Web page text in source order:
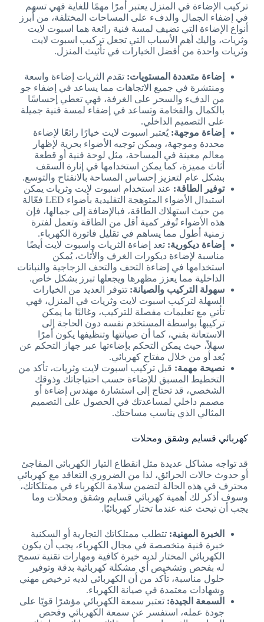
تركيب الإضاءة في المنزل يعتبر أمرًا مهمًا للغاية فهي تسهم
في إضفاء الجمال والدفء على المساحات المختلفة، من أبرز
أنواع الإضاءة التي تضيف لمسة فنية رائعة هما اسبوت لايت
وثريات، وإليك أهم الأسباب التي تجعل تركيب اسبوت لايت
وثريات واحدة من أفضل الخيارات في تأثيث المنزل.
إضاءة متعددة المستويات: تقدم الثريات إضاءة واسعة
ومنتشرة في جميع الاتجاهات مما يساعد في إضفاء جو
من الدفء والسحر على الغرفة، فهي تعطي إحساسًا
بالكمال والفخامة وتساعد في إضفاء لمسة فنية جميلة
على التصميم الداخلي.
إضاءة موجهة:يُعتبر اسبوت لايت خيارًا رائعًا لإضاءة
محددة وموجهة، ويمكن توجيه الأضواء بحرية لإظهار
معالم معينة في المساحة، مثل لوحة فنية أو قطعة
أثاث مميزة، كما يمكن استخدامها في إنارة السقف
بشكل عام لتعزيز إحساس المساحة بالانفتاح والتوسع.
توفير الطاقة: عند استخدام اسبوت لايت وثريات يمكن
استبدال الأضواء المتوهجة التقليدية بأضواء LED فعّالة
من حيث استهلاك الطاقة، فبالإضافة إلى جمالها، فإن
هذه الأضواء تُوفر كمية أقل من الطاقة وتعمل لفترة
زمنية أطول مما يساهم في تقليل فاتورة الكهرباء.
إضاءة ديكورية: تعد إضاءة الثريات واسبوت لايت أيضًا
مناسبة لإضاءة ديكورات الغرف والأثاث، يُمكن
استخدامها في إضاءة التحف والتحف الزجاجية والنباتات
الداخلية مما يعزز مظهرها ويجعلها تبرز بشكل خاص.
سهولة التركيب والصيانة: تتوفر العديد من الخيارات
السهلة لتركيب اسبوت لايت وثريات في المنزل، فهي
تأتي مع تعليمات مفصلة للتركيب، وغالبًا ما يمكن
تركيبها بواسطة المستخدم نفسه دون الحاجة إلى
الاستعانة بفني، كما أن صيانتها وتنظيفها يكون أمرًا
سهلاً، حيث يمكن التحكم بإضاءتها عبر جهاز التحكم عن
بُعد أو من خلال مفتاح كهربائي.
نصيحة مهمة: قبل تركيب اسبوت لايت وثريات، تأكد من
التخطيط المسبق للإضاءة حسب احتياجاتك وذوقك
الشخصي، قد تحتاج إلى استشارة مهندس إضاءة أو
مصمم داخلي لمساعدتك في الحصول على التصميم
المثالي الذي يناسب مساحتك.
كهربائي قسايم وشقق ومحلات
قد تواجه مشاكل عديدة مثل انقطاع التيار الكهربائي المفاجئ
أو حدوث حالات الحرائق، لذا من الضروري التعاقد مع كهربائي
محترف في هذه الحالة لتضمن سلامة الكهرباء في ممتلكاتك،
وسوف أذكر لك أهمية كهربائي قسايم وشقق ومحلات وما
يجب أن تبحث عنه عندما تختار كهربائيًا.
الخبرة المهنية: تتطلب ممتلكاتك التجارية أو السكنية
خبرة فنية متخصصة في مجال الكهرباء، يجب أن يكون
الكهربائي المختار لديه خبرة كافية ومهارات تقنية تسمح
له بفحص وتشخيص أي مشكلة كهربائية بدقة وتوفير
حلول مناسبة، تأكد من أن الكهربائي لديه ترخيص مهني
وشهادات معتمدة في صيانة الكهرباء.
السمعة الجيدة: تعتبر سمعة الكهربائي مؤشرًا قويًا على
جودة عمله، استفسر عن سمعة الكهربائي وفحص